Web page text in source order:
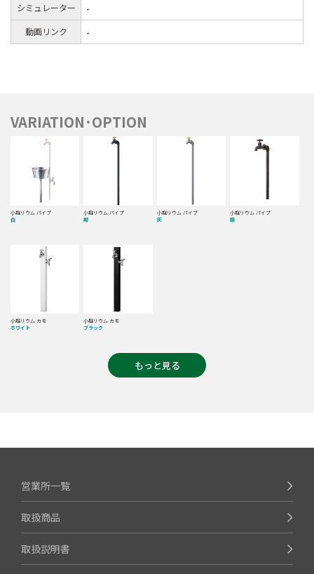
シミュレーター
-
動画リンク
-
VARIATION･OPTION
小庭リウム パイプ
白
小庭リウム パイプ
紺
小庭リウム パイプ
灰
小庭リウム パイプ
銅
小庭リウム カモ
ホワイト
小庭リウム カモ
ブラック
もっと見る
営業所一覧
取扱商品
取扱説明書